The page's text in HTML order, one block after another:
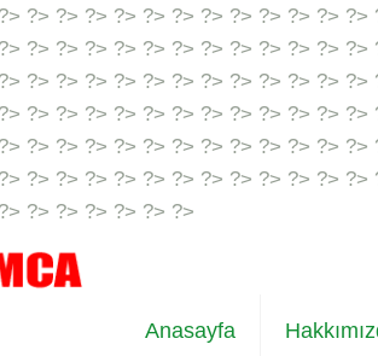
?> ?> ?> ?> ?> ?> ?> ?> ?> ?> ?>
?> ?> ?> ?> ?> ?> ?> ?> ?> ?> ?>
?> ?> ?> ?> ?> ?> ?> ?> ?> ?> ?>
?> ?> ?> ?> ?> ?> ?> ?> ?> ?> ?>
?> ?> ?> ?> ?> ?> ?> ?> ?> ?> ?>
?> ?> ?> ?> ?> ?> ?> ?> ?> ?> ?>
?> ?> ?> ?> ?> ?>
Anasayfa